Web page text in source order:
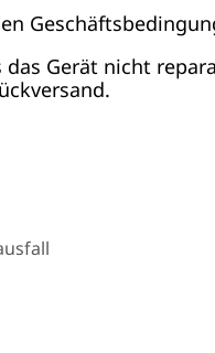
Gerät nicht